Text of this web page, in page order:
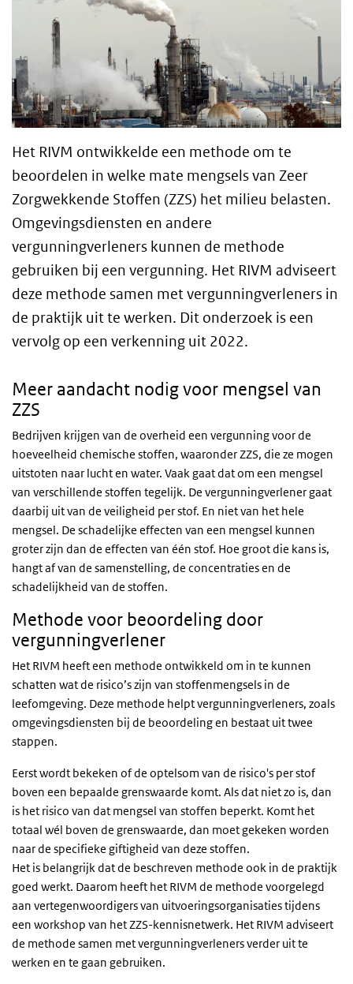
Het RIVM ontwikkelde een methode om te
beoordelen in welke mate mengsels van Zeer
Zorgwekkende Stoffen (ZZS) het milieu belasten.
Omgevingsdiensten en andere
vergunningverleners kunnen de methode
gebruiken bij een vergunning. Het RIVM adviseert
deze methode samen met vergunningverleners in
de praktijk uit te werken. Dit onderzoek is een
vervolg op een verkenning uit 2022.
Meer aandacht nodig voor mengsel van
ZZS
Bedrijven krijgen van de overheid een vergunning voor de
hoeveelheid chemische stoffen, waaronder ZZS, die ze mogen
uitstoten naar lucht en water. Vaak gaat dat om een mengsel
van verschillende stoffen tegelijk. De vergunningverlener gaat
daarbij uit van de veiligheid per stof. En niet van het hele
mengsel. De schadelijke effecten van een mengsel kunnen
groter zijn dan de effecten van één stof. Hoe groot die kans is,
hangt af van de samenstelling, de concentraties en de
schadelijkheid van de stoffen.
Methode voor beoordeling door
vergunningverlener
Het RIVM heeft een methode ontwikkeld om in te kunnen
schatten wat de risico’s zijn van stoffenmengsels in de
leefomgeving. Deze methode helpt vergunningverleners, zoals
omgevingsdiensten bij de beoordeling en bestaat uit twee
stappen.
Eerst wordt bekeken of de optelsom van de risico's per stof
boven een bepaalde grenswaarde komt. Als dat niet zo is, dan
is het risico van dat mengsel van stoffen beperkt. Komt het
totaal wél boven de grenswaarde, dan moet gekeken worden
naar de specifieke giftigheid van deze stoffen.
Het is belangrijk dat de beschreven methode ook in de praktijk
goed werkt. Daarom heeft het RIVM de methode voorgelegd
aan vertegenwoordigers van uitvoeringsorganisaties tijdens
een workshop van het ZZS-kennisnetwerk. Het RIVM adviseert
de methode samen met vergunningverleners verder uit te
werken en te gaan gebruiken.